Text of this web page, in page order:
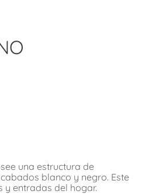
una estructura de
blanco y negro. Este
y entradas del hogar.